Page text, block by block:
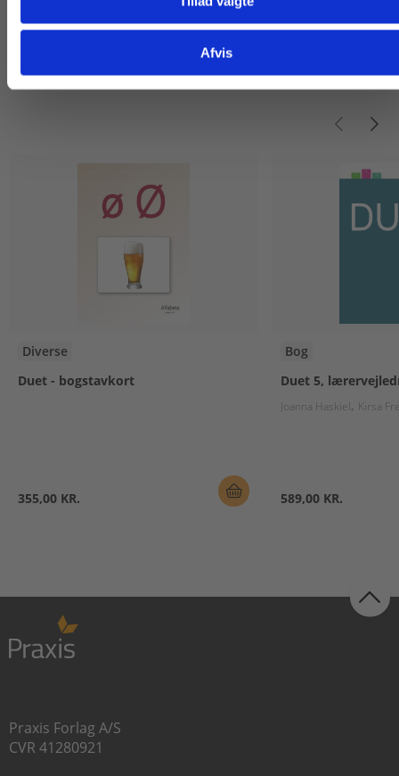
Afvis
Titler i serien
Diverse
Duet - bogstavkort
355,00 KR.
Bog
Duet 5,
Joanna Haskiel Kirsa
589,00 KR.
Praxis Forlag A/S
CVR 41280921
Gå til praxisOnline